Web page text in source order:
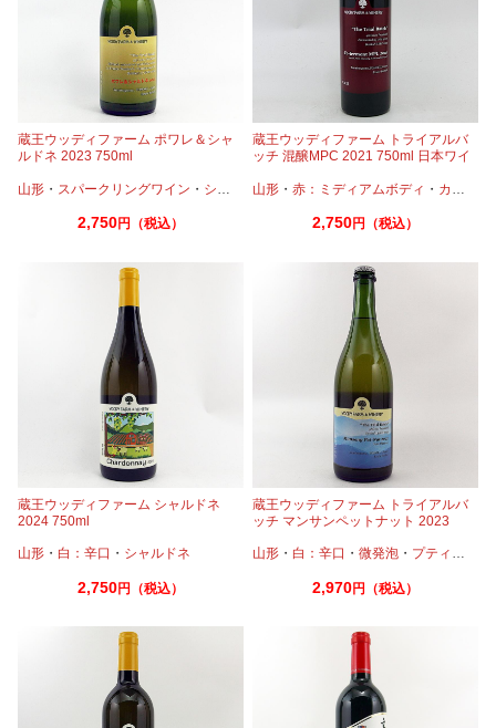
蔵王ウッディファーム ポワレ＆シャ
ルドネ 2023 750ml
山形 ・ スパークリングワイン ・ シャルドネ
2,750円（税込）
蔵王ウッディファーム トライアルバ
ッチ 混醸MPC 2021 750ml 日本ワイ
山形 ・赤：ミディアムボディ ・ カベルネ
2,750円（税込）
蔵王ウッディファーム シャルドネ
2024 750ml
山形 ・ 白：辛口 ・ シャルドネ
2,750円（税込）
蔵王ウッディファーム トライアルバ
ッチ マンサンペットナット 2023
山形 ・ 白：辛口 ・微発泡 ・ プティマンサン
2,970円（税込）